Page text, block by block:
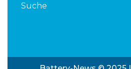
Suche